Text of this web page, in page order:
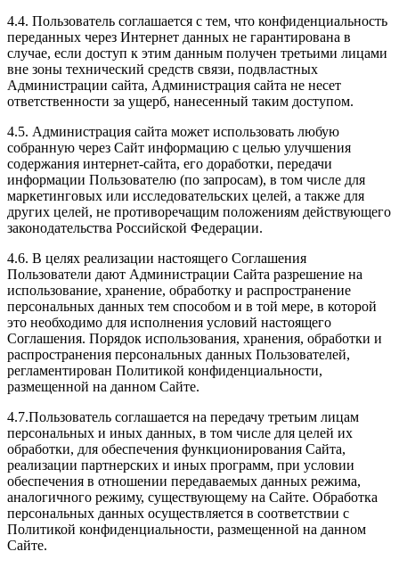
4.4. Пользователь соглашается с тем, что конфиденциальность
переданных через Интернет данных не гарантирована в
случае, если доступ к этим данным получен третьими лицами
вне зоны технический средств связи, подвластных
Администрации сайта, Администрация сайта не несет
ответственности за ущерб, нанесенный таким доступом.
4.5. Администрация сайта может использовать любую
собранную через Сайт информацию с целью улучшения
содержания интернет-сайта, его доработки, передачи
информации Пользователю (по запросам), в том числе для
маркетинговых или исследовательских целей, а также для
других целей, не противоречащим положениям действующего
законодательства Российской Федерации.
4.6. В целях реализации настоящего Соглашения
Пользователи дают Администрации Сайта разрешение на
использование, хранение, обработку и распространение
персональных данных тем способом и в той мере, в которой
это необходимо для исполнения условий настоящего
Соглашения. Порядок использования, хранения, обработки и
распространения персональных данных Пользователей,
регламентирован Политикой конфиденциальности,
размещенной на данном Сайте.
4.7.Пользователь соглашается на передачу третьим лицам
персональных и иных данных, в том числе для целей их
обработки, для обеспечения функционирования Сайта,
реализации партнерских и иных программ, при условии
обеспечения в отношении передаваемых данных режима,
аналогичного режиму, существующему на Сайте. Обработка
персональных данных осуществляется в соответствии с
Политикой конфиденциальности, размещенной на данном
Сайте.